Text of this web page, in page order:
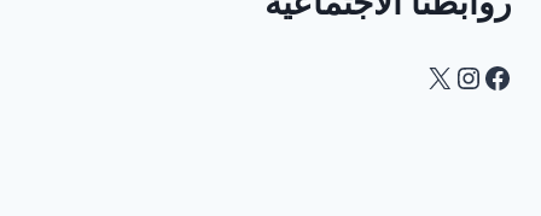
Facebook
Instagram
X